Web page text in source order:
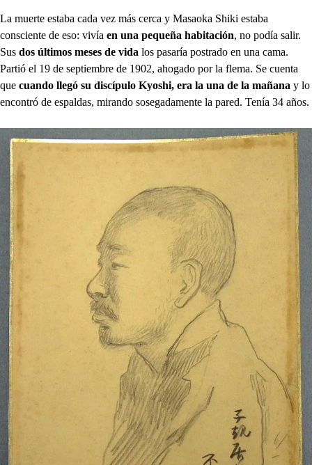
La muerte estaba cada vez más cerca y Masaoka Shiki estaba
consciente de eso: vivía en una pequeña habitación, no podía salir.
Sus dos últimos meses de vida los pasaría postrado en una cama.
Partió el 19 de septiembre de 1902, ahogado por la flema. Se cuenta
que cuando llegó su discípulo Kyoshi, era la una de la mañana y lo
encontró de espaldas, mirando sosegadamente la pared. Tenía 34 años.